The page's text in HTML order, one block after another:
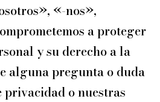
«-nos»,
a proteger
y su derecho a la
alguna pregunta o duda
privacidad o nuestras